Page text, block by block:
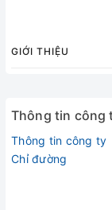
GIỚI THIỆU
Thông tin công
Thông tin công ty
Chỉ đường